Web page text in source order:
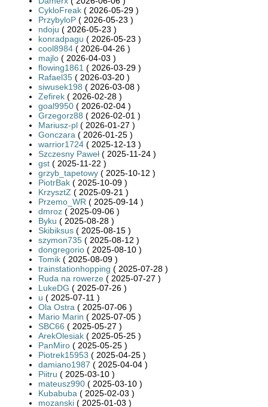
CykloFreak ( 2026-05-29 )
PrzybyloP ( 2026-05-23 )
ndoju ( 2026-05-23 )
konradpagu ( 2026-05-23 )
cool8984 ( 2026-04-26 )
majlo ( 2026-04-03 )
flowing1861 ( 2026-03-29 )
Rafael35 ( 2026-03-20 )
siwusek198 ( 2026-03-08 )
Zefirek ( 2026-02-28 )
goal9950 ( 2026-02-04 )
Grzegorz88 ( 2026-02-01 )
Mariusz-pl ( 2026-01-27 )
Gonczara ( 2026-01-25 )
warrior1724 ( 2025-12-13 )
Szczesny Paweł ( 2025-11-24 )
gst ( 2025-11-22 )
grzyb_tapetowy ( 2025-10-12 )
PiotrBak ( 2025-10-09 )
KrzysztZ ( 2025-09-21 )
Przemo_WR ( 2025-09-14 )
dmroz ( 2025-09-06 )
Byku ( 2025-08-28 )
Skibiksus ( 2025-08-15 )
szymon735 ( 2025-08-12 )
dongregorio ( 2025-08-10 )
Tomik ( 2025-08-09 )
trainstationhopping ( 2025-07-28 )
Ruda na rowerze ( 2025-07-27 )
LukeDG ( 2025-07-26 )
u ( 2025-07-11 )
Ola Ostra ( 2025-07-06 )
Mario Marin ( 2025-07-05 )
SBC66 ( 2025-05-27 )
ArekOlesiak ( 2025-05-25 )
PanMiro ( 2025-05-25 )
Piotrek15953 ( 2025-04-25 )
damiano1987 ( 2025-04-04 )
Piitru ( 2025-03-10 )
mateusz990 ( 2025-03-10 )
Kubabuba ( 2025-02-03 )
mozanski ( 2025-01-03 )